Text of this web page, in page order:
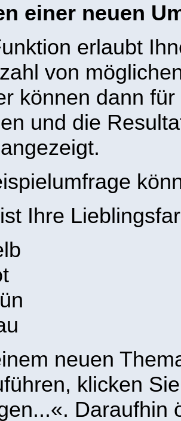
einer neuen
erlaubt
von
können dann
und die
Ihre
neuen
klicken
Daraufhin